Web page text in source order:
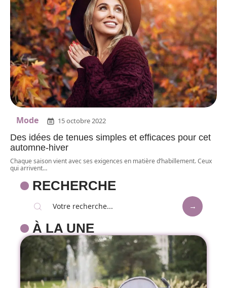
Mode 15 octobre 2022
Des idées de tenues simples et efficaces pour cet
automne-hiver
Chaque saison vient avec ses exigences en matière d’habillement. Ceux
qui arrivent…
RECHERCHE
À LA UNE